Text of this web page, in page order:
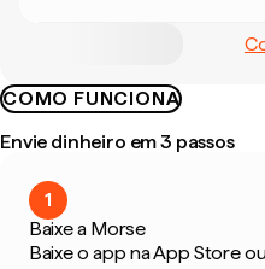
COMO FUNCIONA
Envie dinheiro em 3 passos
1
Baixe a Morse
Baixe o app na App Store